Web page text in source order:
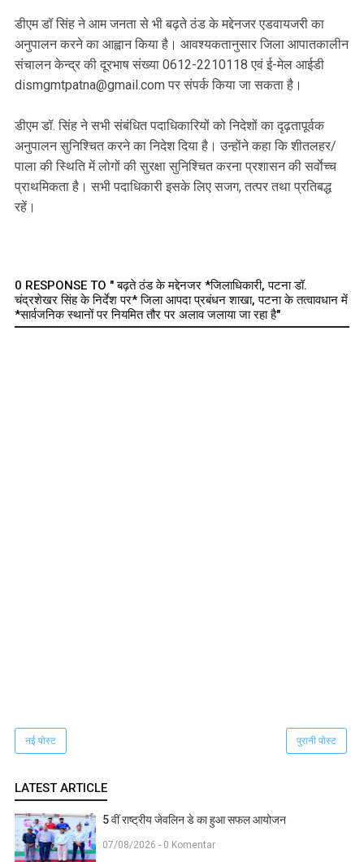
डीएम डॉ सिंह ने आम जनता से भी बढ़ते ठंड के मद्देनजर एडवायजरी का
अनुपालन करने का आह्वान किया है। आवश्यकतानुसार जिला आपातकालीन
संचालन केन्द्र की दूरभाष संख्या 0612-2210118 एवं ई-मेल आईडी
dismgmtpatna@gmail.com पर संपर्क किया जा सकता है।
डीएम डॉ. सिंह ने सभी संबंधित पदाधिकारियों को निदेशों का दृढ़तापूर्वक
अनुपालन सुनिश्चित करने का निदेश दिया है। उन्होंने कहा कि शीतलहर/
पाला की स्थिति में लोगों की सुरक्षा सुनिश्चित करना प्रशासन की सर्वाेच्च
प्राथमिकता है। सभी पदाधिकारी इसके लिए सजग, तत्पर तथा प्रतिबद्ध
रहें।
0 RESPONSE TO " बढ़ते ठंड के मद्देनजर *जिलाधिकारी, पटना डॉ.
चंद्रशेखर सिंह के निर्देश पर* जिला आपदा प्रबंधन शाखा, पटना के तत्वावधान में
*सार्वजनिक स्थानों पर नियमित तौर पर अलाव जलाया जा रहा है"
नई पोस्ट पुरानी पोस्ट
LATEST ARTICLE
5 वीं राष्ट्रीय जेवलिन डे का हुआ सफल आयोजन
07/08/2026 - 0 Komentar